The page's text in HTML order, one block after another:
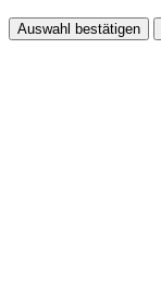
Auswahl bestätigen